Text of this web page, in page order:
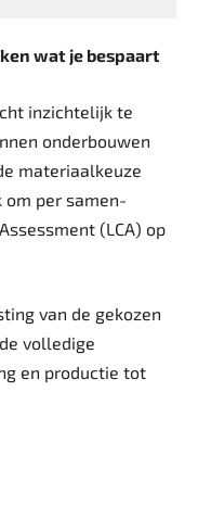
wat je bespaart
inzichtelijk te
onderbouwen
materiaalkeuze
om per samen­
(LCA) op
van de gekozen
volledige
en productie tot